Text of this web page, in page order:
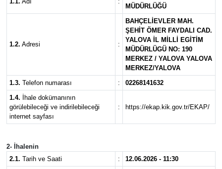
MÜDÜRLÜĞÜ
1.2. Adresi :
BAHÇELİEVLER MAH.
ŞEHİT ÖMER FAYDALI CAD.
YALOVA İL MİLLİ EGİTİM
MÜDÜRLÜGÜ NO: 190
MERKEZ / YALOVA YALOVA
MERKEZ/YALOVA
1.3. Telefon numarası :
02268141632
1.4. İhale dokümanının
görülebileceği ve indirilebileceği
internet sayfası
: https://ekap.kik.gov.tr/EKAP/
2- İhalenin
2.1. Tarih ve Saati : 12.06.2026 - 11:30